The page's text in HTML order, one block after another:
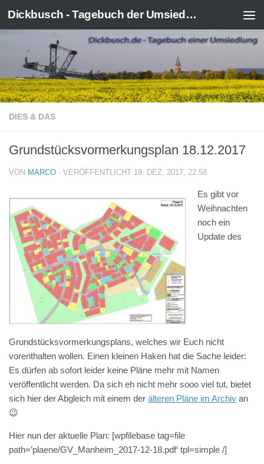
Zum Inhalt springen Dickbusch - Tagebuch der Umsiedlung von Kerpen-Manheim
DIES & DAS
Grundstücksvormerkungsplan 18.12.2017
VON MARCO · VERÖFFENTLICHT 19. DEZ. 2017, 22:58
Es gibt vor
Weihnachten
noch ein
Update des
Grundstücksvormerkungsplans, welches wir Euch nicht
vorenthalten wollen. Einen kleinen Haken hat die Sache leider:
Es dürfen ab sofort leider keine Pläne mehr mit Namen
veröffentlicht werden. Da sich eh nicht mehr sooo viel tut, bietet
sich hier der Abgleich mit einem der älteren Pläne im Archiv an
😉
Hier nun der aktuelle Plan: [wpfilebase tag=file
path=’plaene/GV_Manheim_2017-12-18.pdf‘ tpl=simple /]